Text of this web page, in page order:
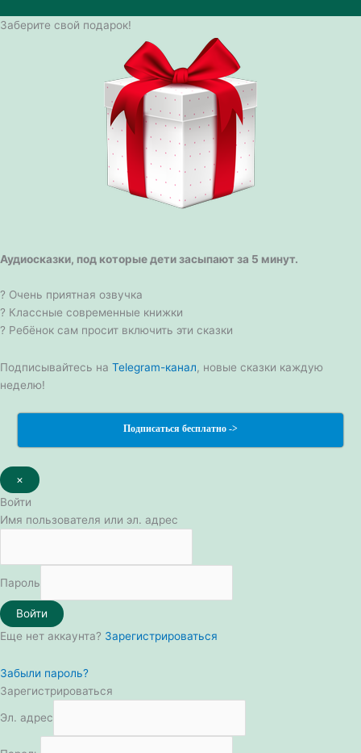
Заберите свой подарок!
Аудиосказки, под которые дети засыпают за 5 минут.
? Очень приятная озвучка
? Классные современные книжки
? Ребёнок сам просит включить эти сказки
Подписывайтесь на Telegram-канал, новые сказки каждую
неделю!
Подписаться бесплатно ->
×
Войти
Имя пользователя или эл. адрес
Пароль
Войти
Еще нет аккаунта? Зарегистрироваться
Забыли пароль?
Зарегистрироваться
Эл. адрес